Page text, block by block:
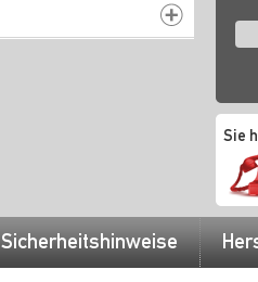
Sie
Sicherheitshinweise